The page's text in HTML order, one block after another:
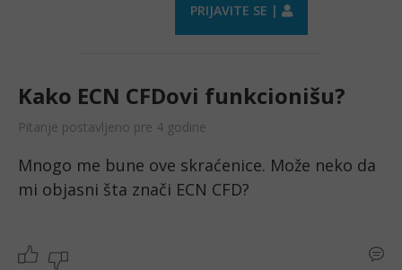
PRIJAVITE SE |
Kako ECN CFDovi funkcionišu?
Pitanje postavljeno pre 4 godine
Mnogo me bune ove skraćenice. Može neko da
mi objasni šta znači ECN CFD?